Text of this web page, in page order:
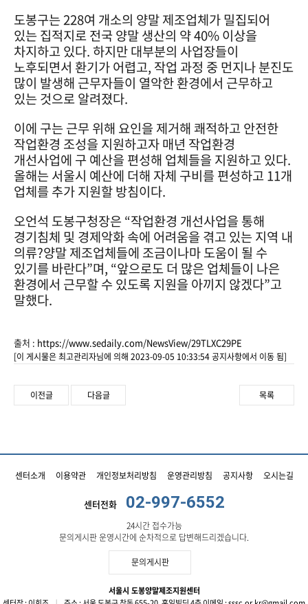
도봉구는 228여 개소의 양말 제조업체가 밀집되어
있는 집적지로 전국 양말 생산의 약 40% 이상을
차지하고 있다. 하지만 대부분의 사업장들이
노후되면서 환기가 어렵고, 작업 과정 중 먼지나 분진도
많이 발생해 근무자들이 열악한 환경에서 근무하고
있는 것으로 알려졌다.
이에 구는 근무 위해 요인을 제거해 쾌적하고 안전한
작업환경 조성을 지원하고자 매년 작업환경
개선사업에 구 예산을 편성해 업체들을 지원하고 있다.
올해는 서울시 예산에 더해 자체 구비를 편성하고 11개
업체를 추가 지원할 방침이다.
오언석 도봉구청장은 “작업환경 개선사업을 통해
경기침체 및 경제악화 속에 어려움을 겪고 있는 지역 내
의류?양말 제조업체들에 조금이나마 도움이 될 수
있기를 바란다”며, “앞으로도 더 많은 업체들이 나은
환경에서 근무할 수 있도록 지원을 아끼지 않겠다”고
말했다.
출처 : https://www.sedaily.com/NewsView/29TLXC29PE
[이 게시물은 최고관리자님에 의해 2023-09-05 10:33:54 공지사항에서 이동 됨]
이전글 다음글 목록
센터소개 이용약관 개인정보처리방침 운영관리방침 공지사항 오시는길
센터전화 02-997-6552
문의게시판
24시간 접수가능
문의게시판 운영시간에 순차적으로 답변해드리겠습니다.
서울시 도봉양말제조지원센터